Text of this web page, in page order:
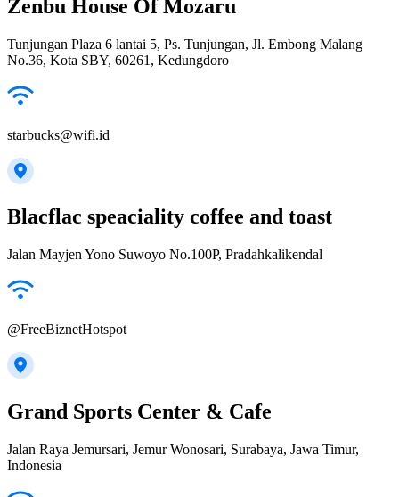
Zenbu House Of Mozaru
Tunjungan Plaza 6 lantai 5, Ps. Tunjungan, Jl. Embong Malang
No.36, Kota SBY, 60261, Kedungdoro
starbucks@wifi.id
Blacflac speaciality coffee and toast
Jalan Mayjen Yono Suwoyo No.100P, Pradahkalikendal
@FreeBiznetHotspot
Grand Sports Center & Cafe
Jalan Raya Jemursari, Jemur Wonosari, Surabaya, Jawa Timur,
Indonesia